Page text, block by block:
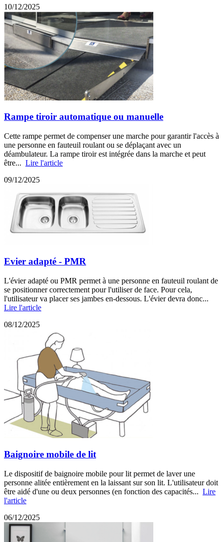
10/12/2025
Rampe tiroir automatique ou manuelle
Cette rampe permet de compenser une marche pour garantir l'accès à
une personne en fauteuil roulant ou se déplaçant avec un
déambulateur. La rampe tiroir est intégrée dans la marche et peut
être... Lire l'article
09/12/2025
Evier adapté - PMR
L'évier adapté ou PMR permet à une personne en fauteuil roulant de
se positionner correctement pour l'utiliser de face. Pour cela,
l'utilisateur va placer ses jambes en-dessous. L'évier devra donc...
Lire l'article
08/12/2025
Baignoire mobile de lit
Le dispositif de baignoire mobile pour lit permet de laver une
personne alitée entièrement en la laissant sur son lit. L'utilisateur doit
être aidé d'une ou deux personnes (en fonction des capacités... Lire
l'article
06/12/2025